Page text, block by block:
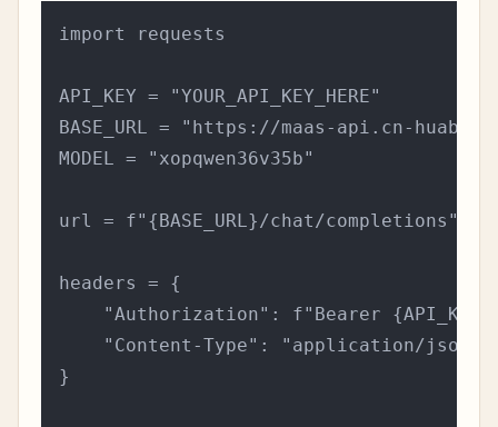
import requests
API_KEY = "YOUR_API_KEY_HERE"
BASE_URL = "https://maas-api.cn-
MODEL = "xopqwen36v35b"
url = f"{BASE_URL}/chat/completions"
headers = {
"Authorization": f"Bearer
"Content-Type": "application/json",
}